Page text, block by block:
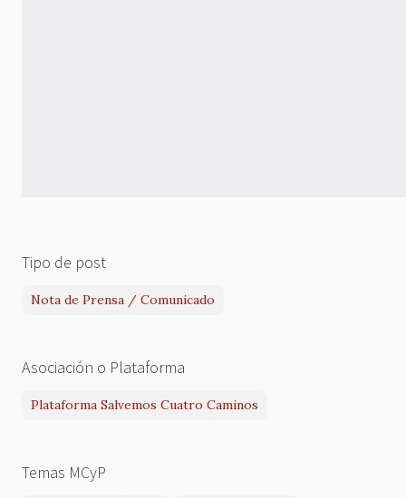
Tipo de post
Nota de Prensa / Comunicado
Asociación o Plataforma
Plataforma Salvemos Cuatro Caminos
Temas MCyP